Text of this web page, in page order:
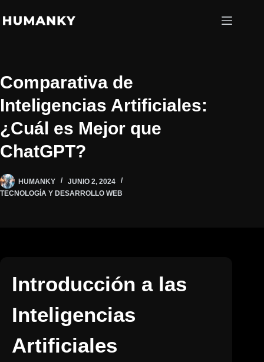
al
Comparativa de
Inteligencias Artificiales:
¿Cuál es Mejor que
ChatGPT?
HUMANKY
JUNIO 2, 2024
TECNOLOGÍA Y DESARROLLO WEB
Introducción a las
Inteligencias
Artificiales